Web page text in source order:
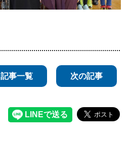
記事一覧 次の記事